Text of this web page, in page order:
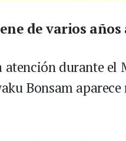
de varios años
durante el
Bonsam